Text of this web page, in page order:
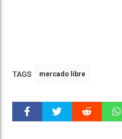
TAGS mercado libre